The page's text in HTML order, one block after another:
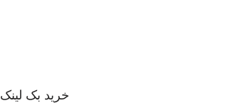
خرید بک لینک